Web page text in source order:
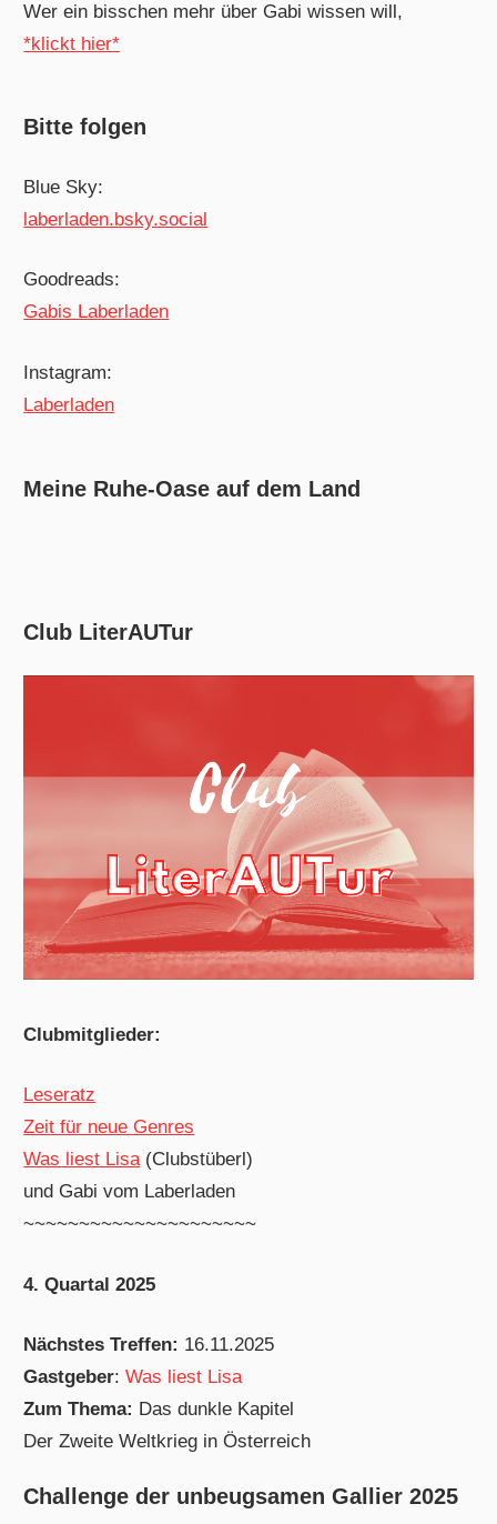
Wer ein bisschen mehr über Gabi wissen will,
*klickt hier*
Bitte folgen
Blue Sky:
laberladen.bsky.social
Goodreads:
Gabis Laberladen
Instagram:
Laberladen
Meine Ruhe-Oase auf dem Land
Club LiterAUTur
Clubmitglieder:
Leseratz
Zeit für neue Genres
Was liest Lisa(Clubstüberl)
und Gabi vom Laberladen
~~~~~~~~~~~~~~~~~~~~~
4. Quartal 2025
Nächstes Treffen: 16.11.2025
Gastgeber:Was liest Lisa
Zum Thema: Das dunkle Kapitel
Der Zweite Weltkrieg in Österreich
Challenge der unbeugsamen Gallier 2025